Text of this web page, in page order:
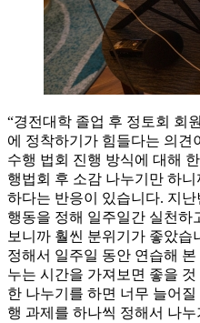
“경전대학 졸업 후 정토회 회
에 정착하기가 힘들다는 의견
수행 법회 진행 방식에 대해
행법회 후 소감 나누기만 하
하다는 반응이 있습니다. 지
행동을 정해 일주일간 실천하
보니까 훨씬 분위기가 좋았
정해서 일주일 동안 연습해
누는 시간을 가져보면 좋을
한 나누기를 하면 너무 늘어
행 과제를 하나씩 정해서 나